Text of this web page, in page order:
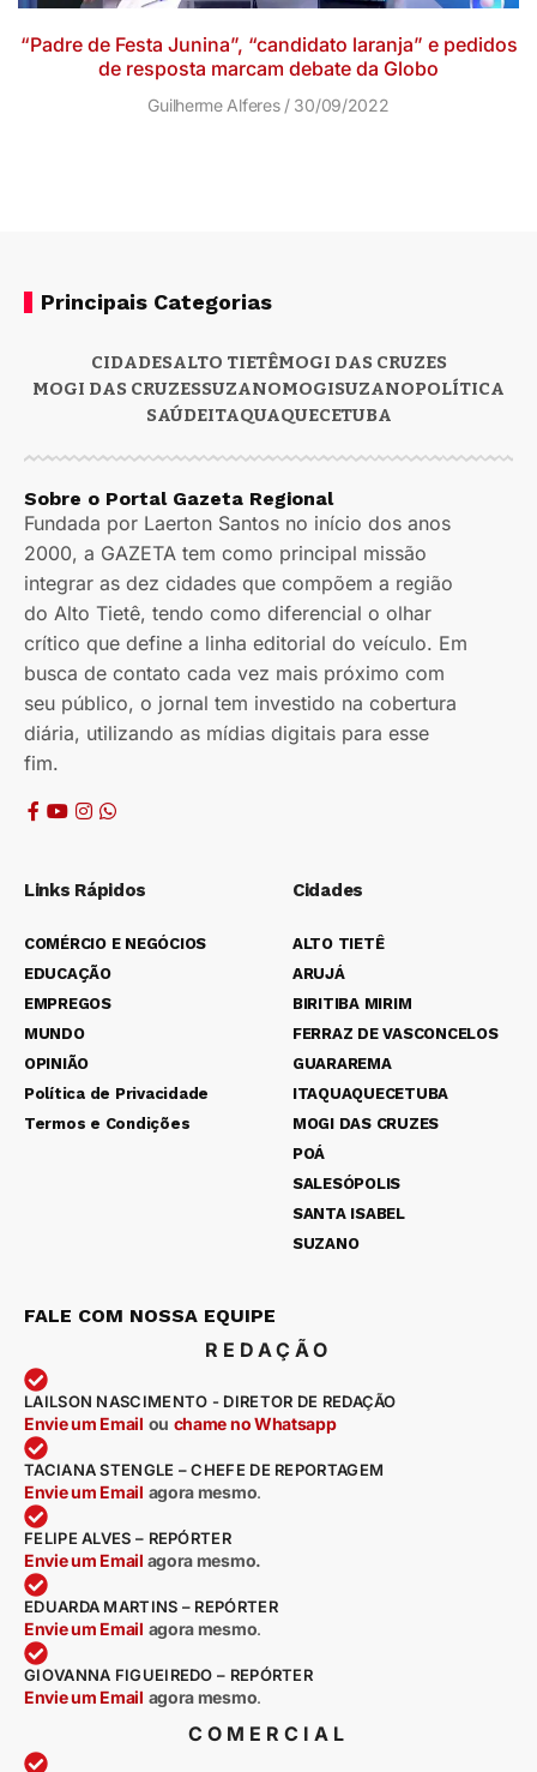
“Padre de Festa Junina”, “candidato laranja” e pedidos
de resposta marcam debate da Globo
Guilherme Alferes 30/09/2022
Principais Categorias
CIDADESALTO TIETÊMOGI DAS CRUZES
MOGI DAS CRUZESSUZANOMOGISUZANOPOLÍTICA
SAÚDEITAQUAQUECETUBA
Sobre o Portal Gazeta Regional
Fundada por Laerton Santos no início dos anos
2000, a GAZETA tem como principal missão
integrar as dez cidades que compõem a região
do Alto Tietê, tendo como diferencial o olhar
crítico que define a linha editorial do veículo. Em
busca de contato cada vez mais próximo com
seu público, o jornal tem investido na cobertura
diária, utilizando as mídias digitais para esse
fim.
Links Rápidos
COMÉRCIO E NEGÓCIOS
EDUCAÇÃO
EMPREGOS
MUNDO
OPINIÃO
Política de Privacidade
Termos e Condições
Cidades
ALTO TIETÊ
ARUJÁ
BIRITIBA MIRIM
FERRAZ DE VASCONCELOS
GUARAREMA
ITAQUAQUECETUBA
MOGI DAS CRUZES
POÁ
SALESÓPOLIS
SANTA ISABEL
SUZANO
FALE COM NOSSA EQUIPE
REDAÇÃO
LAILSON NASCIMENTO - DIRETOR DE REDAÇÃO
Envie um Email ou chame no Whatsapp
TACIANA STENGLE – CHEFE DE REPORTAGEM
Envie um Email agora mesmo.
FELIPE ALVES – REPÓRTER
Envie um Email agora mesmo.
EDUARDA MARTINS – REPÓRTER
Envie um Email agora mesmo.
GIOVANNA FIGUEIREDO – REPÓRTER
Envie um Email agora mesmo.
COMERCIAL